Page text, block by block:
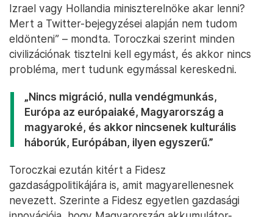
Izrael vagy Hollandia miniszterelnöke akar lenni?
Mert a Twitter-bejegyzései alapján nem tudom
eldönteni” – mondta. Toroczkai szerint minden
civilizációnak tisztelni kell egymást, és akkor nincs
probléma, mert tudunk egymással kereskedni.
„Nincs migráció, nulla vendégmunkás,
Európa az európaiaké, Magyarország a
magyaroké, és akkor nincsenek kulturális
háborúk, Európában, ilyen egyszerű.”
Toroczkai ezután kitért a Fidesz
gazdaságpolitikájára is, amit magyarellenesnek
nevezett. Szerinte a Fidesz egyetlen gazdasági